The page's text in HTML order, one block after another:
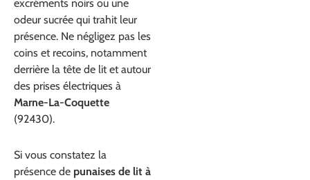
excréments noirs ou une
odeur sucrée qui trahit leur
présence. Ne négligez pas les
coins et recoins, notamment
derrière la tête de lit et autour
des prises électriques à
Marne-La-Coquette
(92430).
Si vous constatez la
présence de punaises de lit à